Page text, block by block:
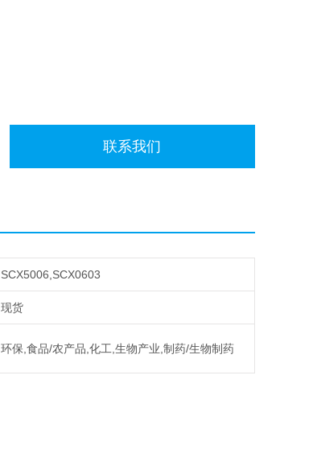
联系我们
SCX5006,SCX0603
现货
环保,食品/农产品,化工,生物产业,制药/生物制药